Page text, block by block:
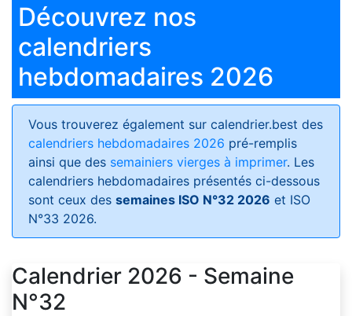
Découvrez nos
calendriers
hebdomadaires 2026
Vous trouverez également sur calendrier.best des
calendriers hebdomadaires 2026 pré-remplis
ainsi que des semainiers vierges à imprimer. Les
calendriers hebdomadaires présentés ci-dessous
sont ceux des semaines ISO N°32 2026 et ISO
N°33 2026.
Calendrier 2026 - Semaine
N°32